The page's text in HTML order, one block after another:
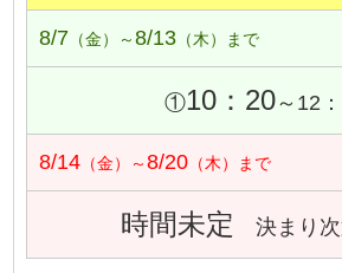
8/7 （金）～8/13 （木）まで
①10：20～12
8/14 （金）～8/20 （木）まで
時間未定 決まり